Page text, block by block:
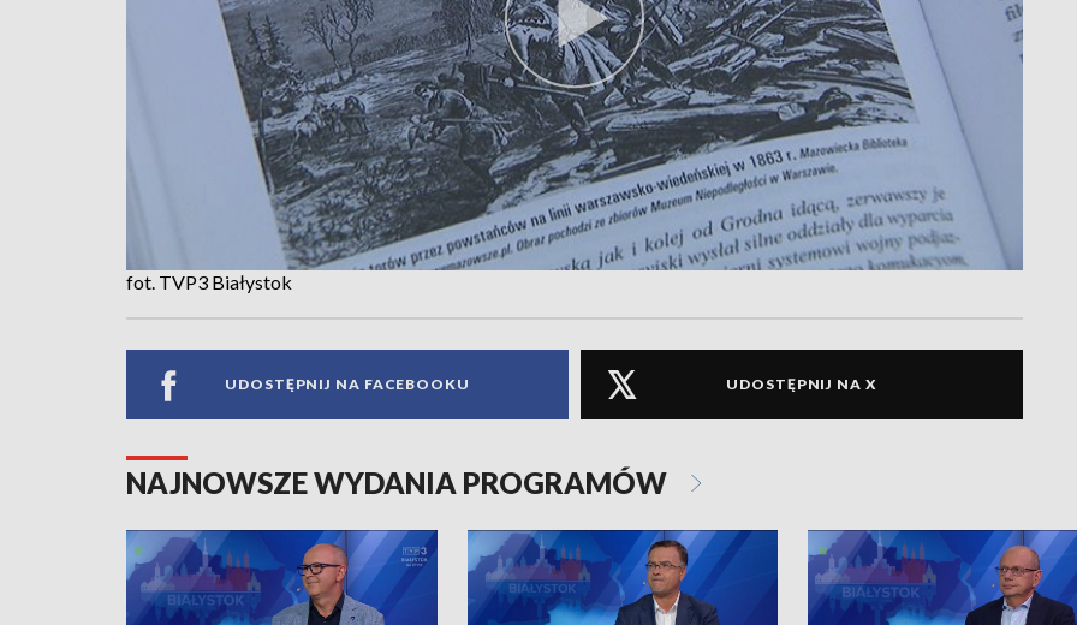
fot. TVP3 Białystok
UDOSTĘPNIJ NA FACEBOOKU UDOSTĘPNIJ NA X
NAJNOWSZE WYDANIA PROGRAMÓW